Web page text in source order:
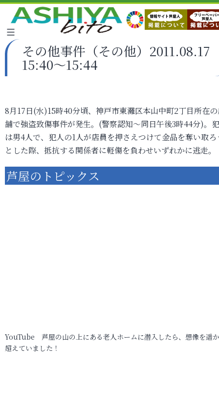
その他事件（その他）2011.08.17
15:40～15:44
8月17日(水)15時40分頃、神戸市東灘区本山中町2丁目所在
舗で強盗致傷事件が発生。(警察認知～同日午後3時44分)。
は男4人で、犯人の1人が店員を押さえつけて金品を奪い取ろ
とした際、抵抗する関係者に軽傷を負わせいずれかに逃走。
芦屋のトピックス
YouTube 芦屋の山の上にある老人ホームに潜入したら、想像を遥
超えていました！